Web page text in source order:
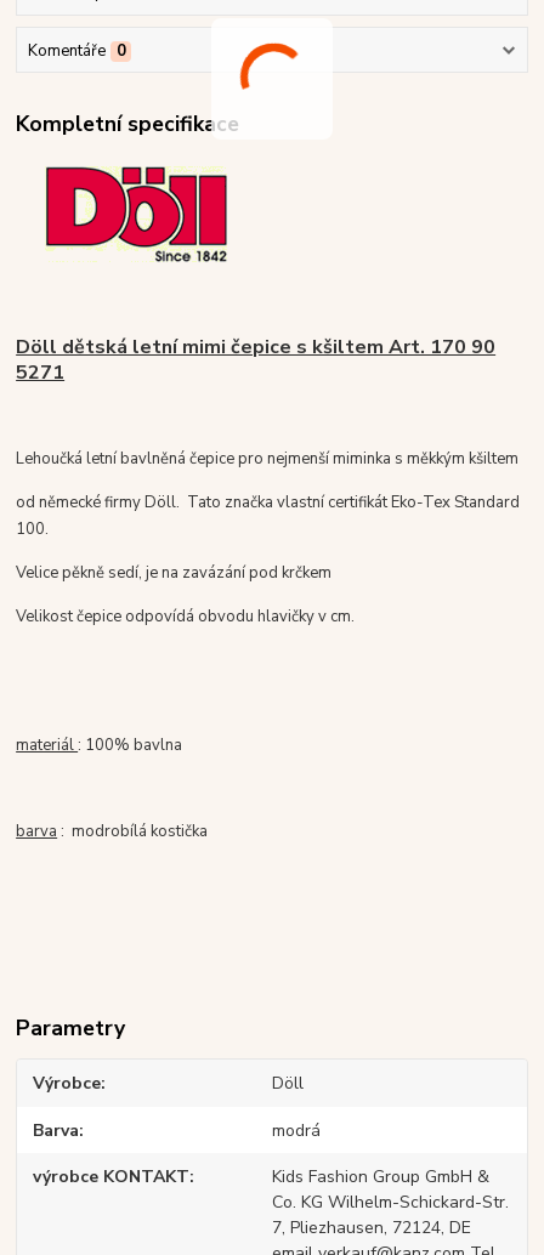
Komentáře 0
Kompletní specifikace
Döll dětská letní mimi čepice s kšiltem Art. 170 90
5271
Lehoučká letní bavlněná čepice pro nejmenší miminka s měkkým kšiltem
od německé firmy Döll. Tato značka vlastní certifikát Eko-Tex Standard
100.
Velice pěkně sedí, je na zavázání pod krčkem
Velikost čepice odpovídá obvodu hlavičky v cm.
materiál: 100% bavlna
barva : modrobílá kostička
Parametry
Výrobce Döll
Barva modrá
výrobce KONTAKT
Kids Fashion Group GmbH &
Co. KG Wilhelm-Schickard-Str.
7, Pliezhausen, 72124, DE